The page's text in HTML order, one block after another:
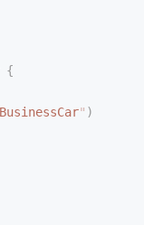
{
" )